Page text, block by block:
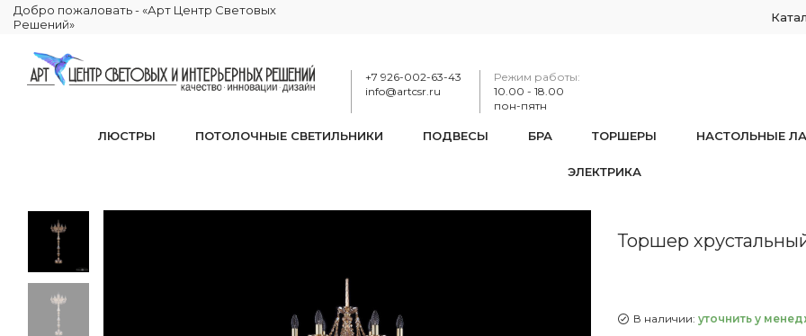
Добро пожаловать - «Арт Центр Световых
Решений»
+7 926-002-63-43
info@artcsr.ru
Режим работы:
10.00 - 18.00
пон-пятн
ЛЮСТРЫ ПОТОЛОЧНЫЕ СВЕТИЛЬНИКИ ПОДВЕСЫ БРА ТОРШЕРЫ НАСТОЛЬНЫЕ
ЭЛЕКТРИКА
Торшер
В наличии: уточнить у